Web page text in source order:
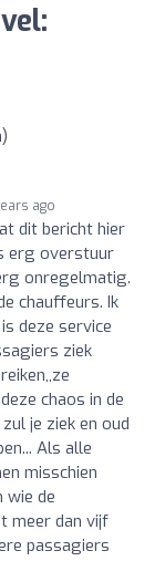
ago
dit bericht hier
erg overstuur
onregelmatig.
chauffeurs. Ik
deze service
ziek
chaos in de
je ziek en oud
Als alle
misschien
wie de
meer dan vijf
passagiers